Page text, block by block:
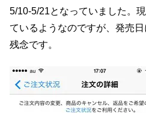
5/10-5/21となっていました。
ているようなのですが、発売
残念です。